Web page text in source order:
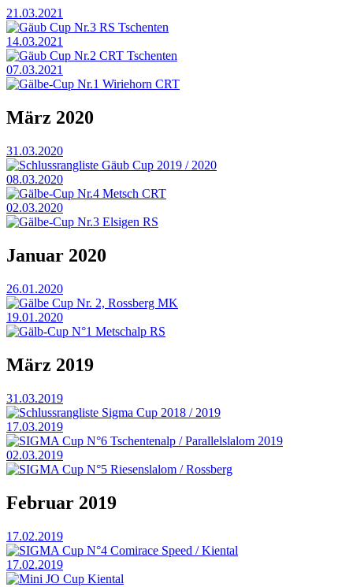
21.03.2021
Gäub Cup Nr.3 RS Tschenten
14.03.2021
Gäub Cup Nr.2 CRT Tschenten
07.03.2021
Gälbe-Cup Nr.1 Wiriehorn CRT
März 2020
31.03.2020
Schlussrangliste Gäub Cup 2019 / 2020
08.03.2020
Gälbe-Cup Nr.4 Metsch CRT
02.03.2020
Gälbe-Cup Nr.3 Elsigen RS
Januar 2020
26.01.2020
Gälbe Cup Nr. 2, Rossberg MK
19.01.2020
Gälb-Cup N°1 Metschalp RS
März 2019
31.03.2019
Schlussrangliste Sigma Cup 2018 / 2019
17.03.2019
SIGMA Cup N°6 Tschentenalp / Parallelslalom 2019
02.03.2019
SIGMA Cup N°5 Riesenslalom / Rossberg
Februar 2019
17.02.2019
SIGMA Cup N°4 Comirace Speed / Kiental
17.02.2019
Mini JO Cup Kiental